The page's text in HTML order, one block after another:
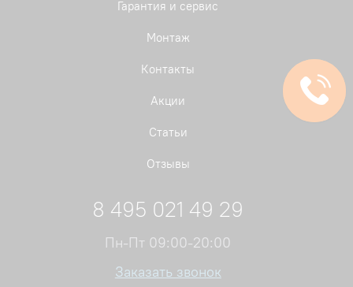
Гарантия и сервис
Монтаж
Контакты
Акции
Статьи
Отзывы
8 495 021 49 29
Пн-Пт 09:00-20:00
Заказать звонок